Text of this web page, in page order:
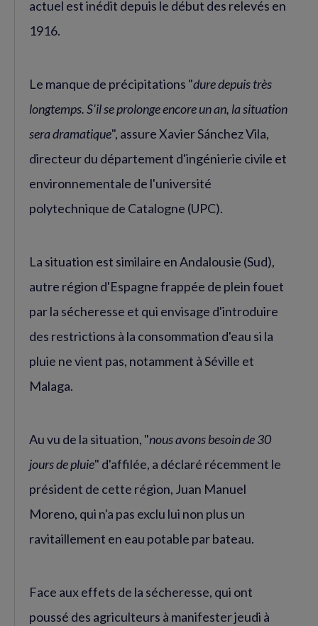
actuel est inédit depuis le début des relevés en
1916.
Le manque de précipitations "dure depuis très
longtemps. S'il se prolonge encore un an, la situation
sera dramatique", assure Xavier Sánchez Vila,
directeur du département d'ingénierie civile et
environnementale de l'université
polytechnique de Catalogne (UPC).
La situation est similaire en Andalousie (Sud),
autre région d'Espagne frappée de plein fouet
par la sécheresse et qui envisage d'introduire
des restrictions à la consommation d'eau si la
pluie ne vient pas, notamment à Séville et
Malaga.
Au vu de la situation, "nous avons besoin de 30
jours de pluie" d'affilée, a déclaré récemment le
président de cette région, Juan Manuel
Moreno, qui n'a pas exclu lui non plus un
ravitaillement en eau potable par bateau.
Face aux effets de la sécheresse, qui ont
poussé des agriculteurs à manifester jeudi à